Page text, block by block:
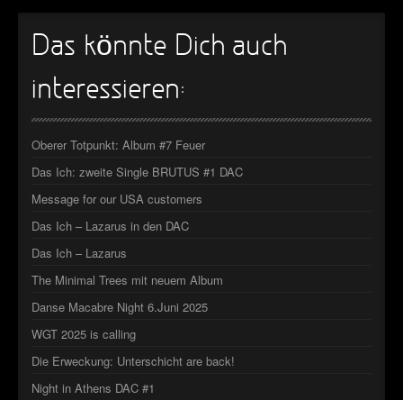
► Geisterfahrt
► Gevatter Tod
►
►
►
►
►
►
►
Das könnte Dich auch
interessieren:
Oberer Totpunkt: Album #7 Feuer
Das Ich: zweite Single BRUTUS #1 DAC
Message for our USA customers
Das Ich – Lazarus in den DAC
Das Ich – Lazarus
The Minimal Trees mit neuem Album
Danse Macabre Night 6.Juni 2025
WGT 2025 is calling
Die Erweckung: Unterschicht are back!
Night in Athens DAC #1